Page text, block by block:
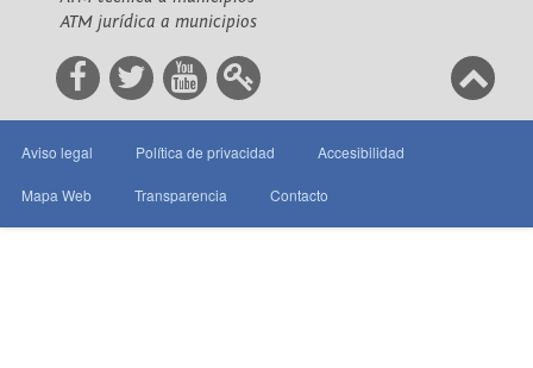
ATM jurídica a municipios
Aviso legal Política de privacidad Accesibilidad
Mapa Web Transparencia Contacto